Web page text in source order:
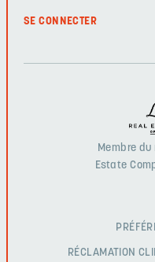
SE CONNECTER
Membre du
Estate
RÉCLAMATION